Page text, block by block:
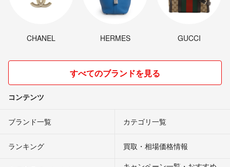
CHANEL HERMES GUCCI
すべてのブランドを見る
コンテンツ
ブランド一覧 カテゴリ一覧
ランキング 買取・相場価格情報